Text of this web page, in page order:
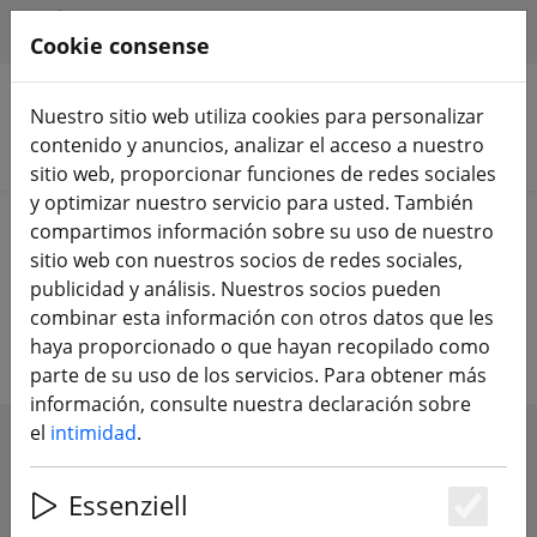
Buscar productos
Home Componentes PDB
Fuente de alimentación,
distribución de voltaje
Cookie consense
Nuestro sitio web utiliza cookies para personalizar
contenido y anuncios, analizar el acceso a nuestro
sitio web, proporcionar funciones de redes sociales
y optimizar nuestro servicio para usted. También
compartimos información sobre su uso de nuestro
sitio web con nuestros socios de redes sociales,
publicidad y análisis. Nuestros socios pueden
combinar esta información con otros datos que les
haya proporcionado o que hayan recopilado como
parte de su uso de los servicios. Para obtener más
información, consulte nuestra declaración sobre
el intimidad.
Essenziell